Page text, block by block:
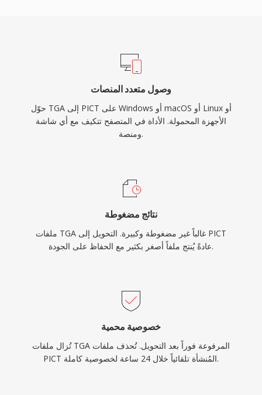
وصول متعدد المنصات
حوّل TGA إلى PICT على Windows أو macOS أو Linux أو
الأجهزة المحمولة. الأداة في المتصفح تتكيف مع أي شاشة
ومنصة.
نتائج مضغوطة
ملفات TGA غالباً غير مضغوطة وكبيرة. التحويل إلى PICT
عادةً يُنتج ملفاً أصغر بكثير مع الحفاظ على الجودة.
خصوصية محمية
تُزال ملفات TGA المرفوعة فوراً بعد التحويل. تُحذف ملفات
PICT المُنشأة تلقائياً خلال 24 ساعة لخصوصية كاملة.